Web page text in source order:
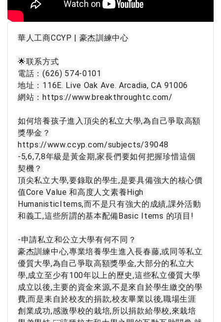
華人工商CCYP | 豪杰訓練中心
🌟联系方式
電話：(626) 574-0101
地址：116E. Live Oak Ave. Arcadia, CA 91006
網站：https://www.breakthroughtc.com/
如何培養孩子進入頂尖的私立大學,為自己爭取高額
獎學金？
https://www.ccyp.com/subjects/39048
-5,6,7,8年級是黃金期,家長們要如何把握珍惜這個
契機？
頂尖私立大學,要錄取的學生,是要具備強大的核心價
值Core Value 和高度人文素養High
HumanisticItems,而不是只有強大的成績,課外活動
和義工,這些所謂的基本配備Basic Items 的項目!
-申請私立和公立大學有何不同？
豪杰訓練中心,專業培養學生進入長春藤,或同等私立
優質大學,為自己爭取高額獎學金,大部分的私立大
學,成立至少有100年以上的歷史,這些私立優質大學
成立以後,主要的資金來源,不是來自於學生繳交的學
費,而是耒自於校友的捐款,校友畢業以後,職場生涯
創業成功,感激學校的栽培,所以捐款給學校,來栽培